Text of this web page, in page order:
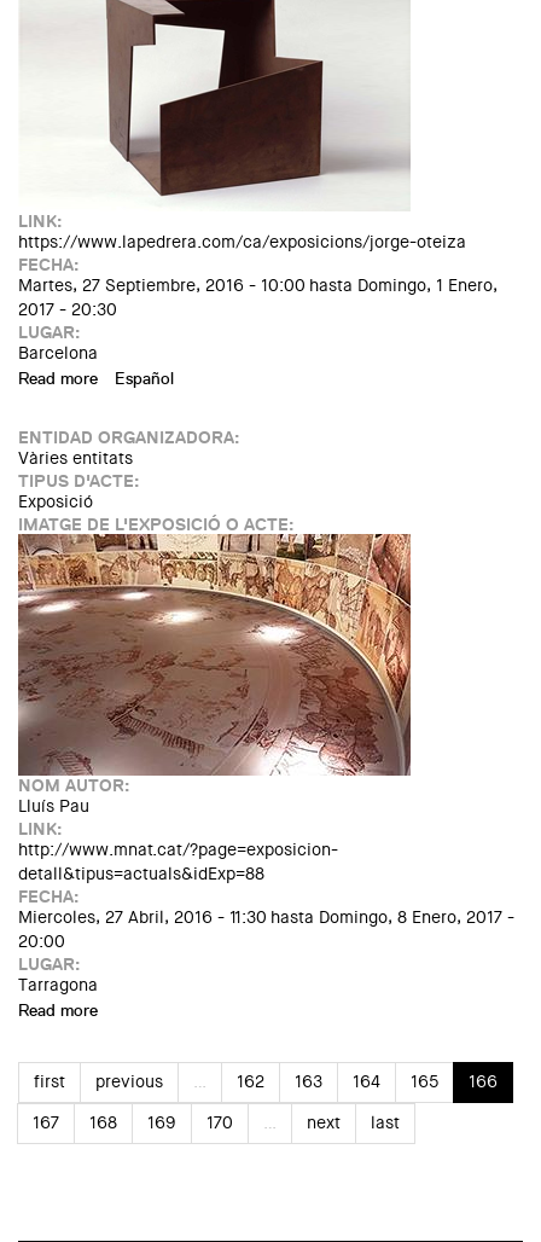
LINK:
https://www.lapedrera.com/ca/exposicions/jorge-oteiza
FECHA:
Martes, 27 Septiembre, 2016 - 10:00 hasta Domingo, 1 Enero,
2017 - 20:30
LUGAR:
Barcelona
Read more about Exposició: "Jorge Oteiza. La desocupació de l'espai"
Español
ENTIDAD ORGANIZADORA:
Vàries entitats
TIPUS D'ACTE:
Exposició
IMATGE DE L'EXPOSICIÓ O ACTE:
NOM AUTOR:
Lluís Pau
LINK:
http://www.mnat.cat/?page=exposicion-
detall&tipus=actuals&idExp=88
FECHA:
Miercoles, 27 Abril, 2016 - 11:30 hasta Domingo, 8 Enero, 2017 -
20:00
LUGAR:
Tarragona
Read more
first previous … 162 163 164 165
166
167
168 169 170 … next last